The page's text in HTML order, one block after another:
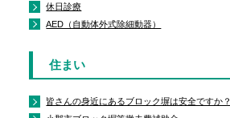
休日診療
AED（自動体外式除細動器）
住まい
皆さんの身近にあるブロック塀は安全ですか？